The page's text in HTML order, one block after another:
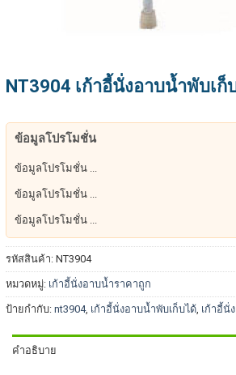
NT3904 เก้าอี้นั่งอาบน้ำพับเก็
ข้อมูลโปรโมชั่น
ข้อมูลโปรโมชั่น ...
ข้อมูลโปรโมชั่น ...
ข้อมูลโปรโมชั่น ...
รหัสสินค้า: NT3904
หมวดหมู่: เก้าอี้นั่งอาบน้ำราคาถูก
ป้ายกำกับ: nt3904, เก้าอี้นั่งอาบน้ำพับเก็บได้, เก้าอี้นั่
คำอธิบาย